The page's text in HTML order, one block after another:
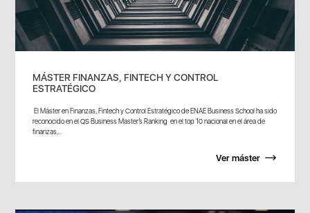
MÁSTER FINANZAS, FINTECH Y CONTROL
ESTRATÉGICO
El Máster en Finanzas, Fintech y Control Estratégico de ENAE Business School ha sido
reconocido en el QS Business Master’s Ranking en el top 10 nacional en el área de
finanzas,...
Ver máster